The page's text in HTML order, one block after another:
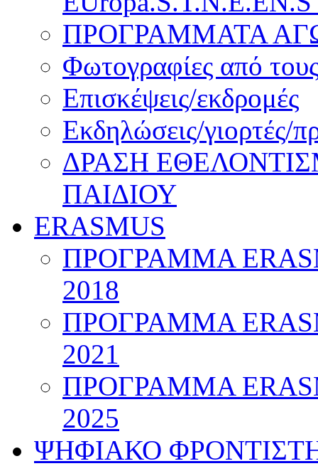
ΠΡΟΓΡΑΜΜΑΤΑ
Φωτογραφίες από
Επισκέψεις/εκδρομές
Εκδηλώσεις/γιορτές/
ΔΡΑΣΗ
ΠΑΙΔΙΟΥ
ERASMUS
ΠΡΟΓΡΑΜΜΑ
2018
ΠΡΟΓΡΑΜΜΑ
2021
ΠΡΟΓΡΑΜΜΑ
2025
ΨΗΦΙΑΚΟ